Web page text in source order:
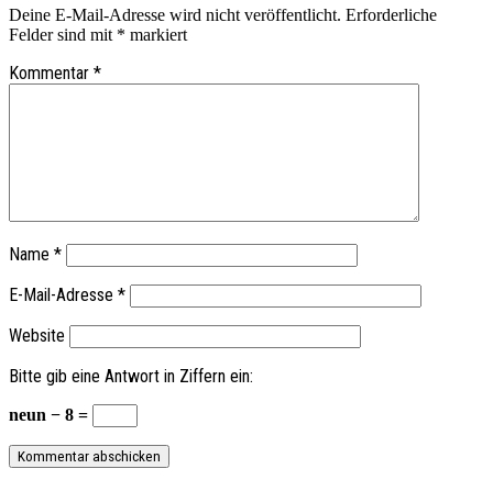
Deine E-Mail-Adresse wird nicht veröffentlicht. Erforderliche
Felder sind mit * markiert
Kommentar *
Name *
E-Mail-Adresse *
Website
Bitte gib eine Antwort in Ziffern ein:
neun − 8 =